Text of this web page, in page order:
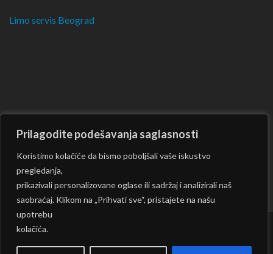
Prilagodite podešavanja saglasnosti
Koristimo kolačiće da bismo poboljšali vaše iskustvo
pregledanja,
prikazivali personalizovane oglase ili sadržaj i analizirali naš
saobraćaj. Klikom na „Prihvati sve“, pristajete na našu
upotrebu
kolačića.
Limo servis Beograd